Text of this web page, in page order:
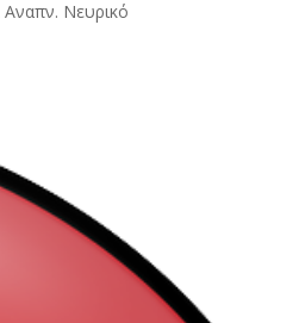
Νευρικό